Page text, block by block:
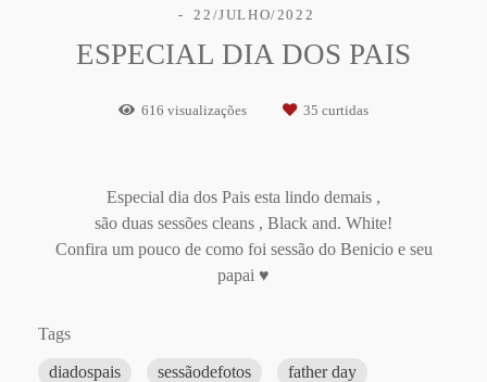
22/JULHO/2022
ESPECIAL DIA DOS PAIS
616 visualizações 35 curtidas
Especial dia dos Pais esta lindo demais ,
são duas sessões cleans , Black and. White!
Confira um pouco de como foi sessão do Benicio e seu
papai ♥
Tags
diadospais sessãodefotos
father day